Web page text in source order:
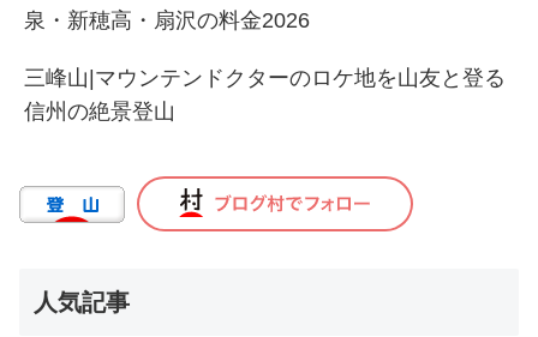
泉・新穂高・扇沢の料金2026
三峰山|マウンテンドクターのロケ地を山友と登る
信州の絶景登山
人気記事